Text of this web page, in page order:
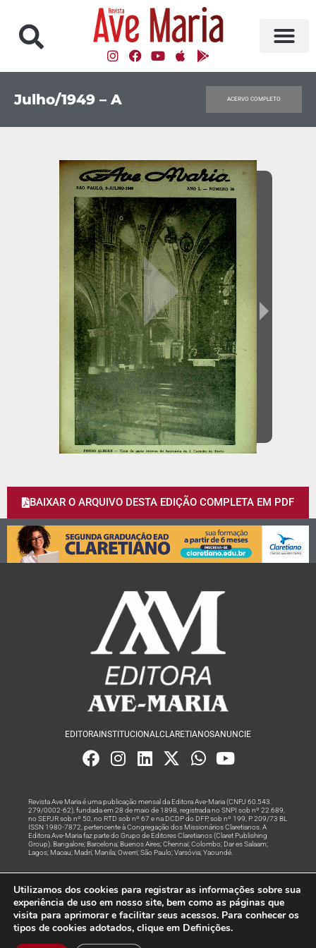
Julho/1949 – A ACERVO COMPLETO
BAIXAR O ARQUIVO DESTA EDIÇÃO COMPLETA EM PDF
EDITORA INSTITUCIONALCLARETIANOSANUNCIE
Revista Ave Maria é uma publicação mensal da Editora Ave-Maria (CNPJ 60.543.
279/0002-62), fundada em 28 de maio de 1898, registrada no SNPI sob nº 22.689,
no SEPJR sob nº 50, no RTD sob nº 67 e na DCDP do DFP, sob nº 199, P. 209/73 BL
ISSN 1980-7872, pertencente à Congregação dos Missionários Claretianos. A
Editora Ave-Maria faz parte do Grupo de Editores Claretianos (Claret Publishing
Group). Bangalore; Barcelona; Buenos Aires; Chennai; Colombo; Dar es Salaam;
Lagos; Macau; Madri; Manila; Owerri; São Paulo; Varsóvia; Yaoundé.
Rede
© Todos os Direitos Reservados
Utilizamos dos cookies para registrar as informações sobre sua
experiência de uso em nosso site, bem como as páginas que
visita para aprimorar e facilitar seus acessos. Para conhecer os
tipos de cookies adotados, clique em Definições.